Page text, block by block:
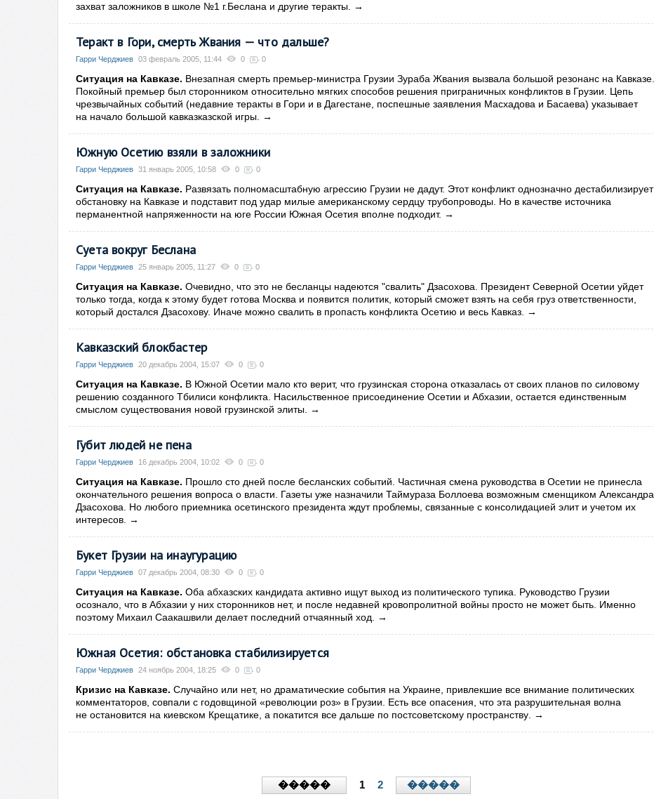
захват заложников в школе №1 г.Беслана и другие теракты.
→
Теракт в Гори, смерть Жвания — что дальше?
Гарри Черджиев 03 февраль 2005, 11:44 0 0
Ситуация на Кавказе. Внезапная смерть премьер-министра Грузии Зураба Жвания вызвала большой резонанс на Кавказе.
Покойный премьер был сторонником относительно мягких способов решения приграничных конфликтов в Грузии. Цепь
чрезвычайных событий (недавние теракты в Гори и в Дагестане, поспешные заявления Масхадова и Басаева) указывает
на начало большой кавказказской игры.
→
Южную Осетию взяли в заложники
Гарри Черджиев 31 январь 2005, 10:58 0 0
Ситуация на Кавказе. Развязать полномасштабную агрессию Грузии не дадут. Этот конфликт однозначно дестабилизирует
обстановку на Кавказе и подставит под удар милые американскому сердцу трубопроводы. Но в качестве источника
перманентной напряженности на юге России Южная Осетия вполне подходит. →
Суета вокруг Беслана
Гарри Черджиев 25 январь 2005, 11:27 0 0
Ситуация на Кавказе. Очевидно, что это не бесланцы надеются "свалить" Дзасохова. Президент Северной Осетии уйдет
только тогда, когда к этому будет готова Москва и появится политик, который сможет взять на себя груз ответственности,
который достался Дзасохову. Иначе можно свалить в пропасть конфликта Осетию и весь Кавказ.
→
Кавказский блокбастер
Гарри Черджиев 20 декабрь 2004, 15:07 0 0
Ситуация на Кавказе. В Южной Осетии мало кто верит, что грузинская сторона отказалась от своих планов по силовому
решению созданного Тбилиси конфликта. Насильственное присоединение Осетии и Абхазии, остается единственным
смыслом существования новой грузинской элиты.
→
Губит людей не пена
Гарри Черджиев 16 декабрь 2004, 10:02 0 0
Ситуация на Кавказе. Прошло сто дней после бесланских событий. Частичная смена руководства в Осетии не принесла
окончательного решения вопроса о власти. Газеты уже назначили Таймураза Боллоева возможным сменщиком Александра
Дзасохова. Но любого приемника осетинского президента ждут проблемы, связанные с консолидацией элит и учетом их
интересов.
→
Букет Грузии на инаугурацию
Гарри Черджиев 07 декабрь 2004, 08:30 0 0
Ситуация на Кавказе. Оба абхазских кандидата активно ищут выход из политического тупика. Руководство Грузии
осознало, что в Абхазии у них сторонников нет, и после недавней кровопролитной войны просто не может быть. Именно
поэтому Михаил Саакашвили делает последний отчаянный ход.
→
Южная Осетия: обстановка стабилизируется
Гарри Черджиев 24 ноябрь 2004, 18:25 0 0
Кризис на Кавказе. Случайно или нет, но драматические события на Украине, привлекшие все внимание политических
комментаторов, совпали с годовщиной «революции роз» в Грузии.
Есть все опасения, что эта разрушительная волна
не остановится на киевском Крещатике, а покатится все дальше по постсоветскому пространству →
����� 1 2 �����